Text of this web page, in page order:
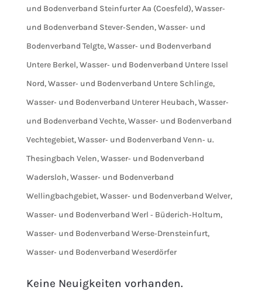
und Bodenverband Steinfurter Aa (Coesfeld),Wasser‐
und Bodenverband Stever‐Senden,Wasser‐ und
Bodenverband Telgte,Wasser‐ und Bodenverband
Untere Berkel,Wasser‐ und Bodenverband Untere Issel
Nord,Wasser‐ und Bodenverband Untere Schlinge,
Wasser‐ und Bodenverband Unterer Heubach,Wasser‐
und Bodenverband Vechte,Wasser‐ und Bodenverband
Vechtegebiet,Wasser‐ und Bodenverband Venn‐ u.
Thesingbach Velen,Wasser‐ und Bodenverband
Wadersloh,Wasser‐ und Bodenverband
Wellingbachgebiet,Wasser‐ und Bodenverband Welver,
Wasser‐ und Bodenverband Werl ‐ Büderich‐Holtum,
Wasser‐ und Bodenverband Werse‐Drensteinfurt,
Wasser‐ und Bodenverband Weserdörfer
Keine Neuigkeiten vorhanden.